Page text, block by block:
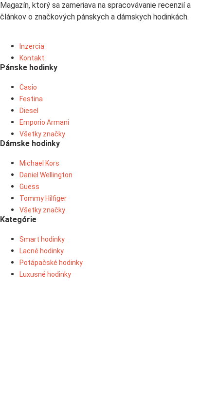
Magazín, ktorý sa zameriava na spracovávanie recenzií a
článkov o značkových pánskych a dámskych hodinkách.
Inzercia
Kontakt
Pánske hodinky
Casio
Festina
Diesel
Emporio Armani
Všetky značky
Dámske hodinky
Michael Kors
Daniel Wellington
Guess
Tommy Hilfiger
Všetky značky
Kategórie
Smart hodinky
Lacné hodinky
Potápačské hodinky
Luxusné hodinky